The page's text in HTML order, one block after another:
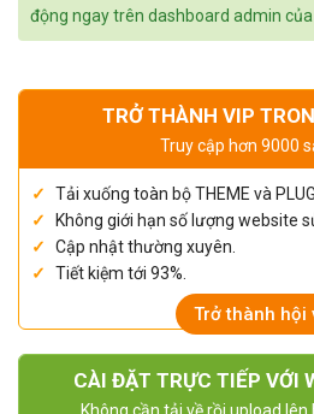
động ngay trên dashboard admin của
TRỞ THÀNH VIP
Truy cập hơn 9000
Tải xuống toàn bộ THEME và
Không giới hạn số lượng website
Cập nhật thường xuyên.
Tiết kiệm tới 93%.
Trở thành hội
CÀI ĐẶT TRỰC TIẾP VỚI
Không cần tải về rồi upload